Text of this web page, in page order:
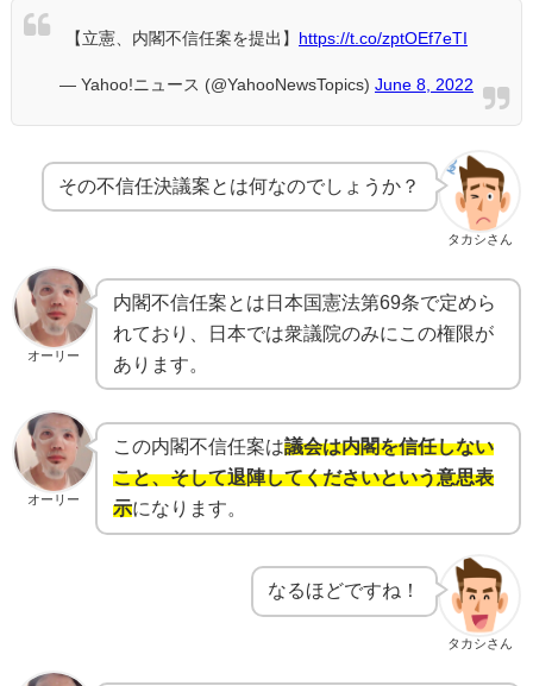
【立憲、内閣不信任案を提出】 https://t.co/zptOEf7eTI
— Yahoo!ニュース (@YahooNewsTopics) June 8, 2022
タカシさん
その不信任決議案とは何なのでしょうか？
オーリー
内閣不信任案とは日本国憲法第69条で定めら
れており、日本では衆議院のみにこの権限が
あります。
オーリー
この内閣不信任案は議会は内閣を信任しない
こと、そして退陣してくださいという意思表
示になります。
タカシさん
なるほどですね！